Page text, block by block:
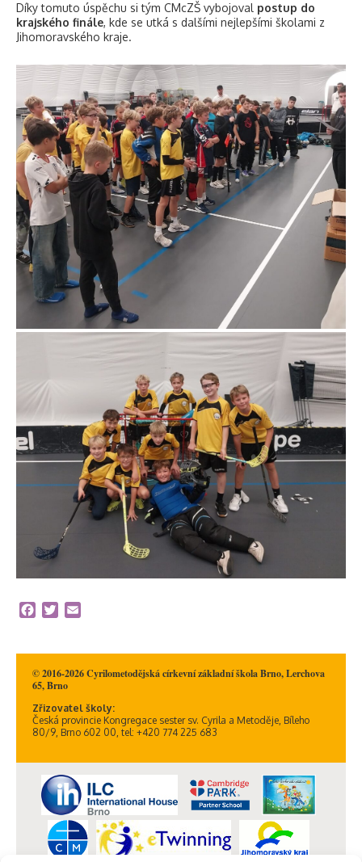
Díky tomuto úspěchu si tým CMcZŠ vybojoval postup do
krajského finále, kde se utká s dalšími nejlepšími školami z
Jihomoravského kraje.
Facebook
Twitter
© 2016-2026 Cyrilometodějská církevní základní škola Brno, Lerchova
65, Brno
Zřizovatel školy:
Česká provincie Kongregace sester sv. Cyrila a Metoděje, Bíleho
80/9, Brno 602 00, tel: +420 774 225 683